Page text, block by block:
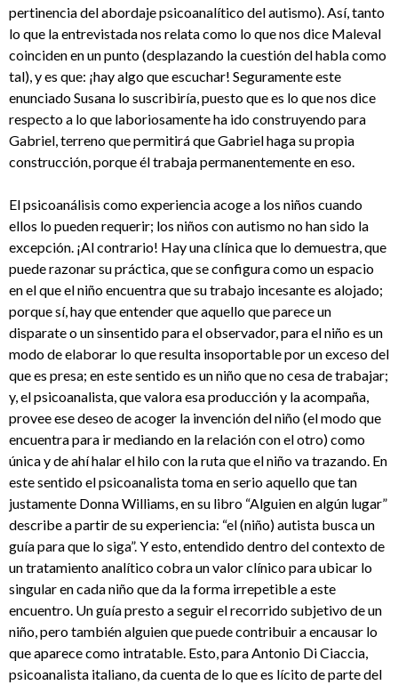
pertinencia del abordaje psicoanalítico del autismo). Así, tanto
lo que la entrevistada nos relata como lo que nos dice Maleval
coinciden en un punto (desplazando la cuestión del habla como
tal), y es que: ¡hay algo que escuchar! Seguramente este
enunciado Susana lo suscribiría, puesto que es lo que nos dice
respecto a lo que laboriosamente ha ido construyendo para
Gabriel, terreno que permitirá que Gabriel haga su propia
construcción, porque él trabaja permanentemente en eso.
El psicoanálisis como experiencia acoge a los niños cuando
ellos lo pueden requerir; los niños con autismo no han sido la
excepción. ¡Al contrario! Hay una clínica que lo demuestra, que
puede razonar su práctica, que se configura como un espacio
en el que el niño encuentra que su trabajo incesante es alojado;
porque sí, hay que entender que aquello que parece un
disparate o un sinsentido para el observador, para el niño es un
modo de elaborar lo que resulta insoportable por un exceso del
que es presa; en este sentido es un niño que no cesa de trabajar;
y, el psicoanalista, que valora esa producción y la acompaña,
provee ese deseo de acoger la invención del niño (el modo que
encuentra para ir mediando en la relación con el otro) como
única y de ahí halar el hilo con la ruta que el niño va trazando. En
este sentido el psicoanalista toma en serio aquello que tan
justamente Donna Williams, en su libro “Alguien en algún lugar”
describe a partir de su experiencia: “el (niño) autista busca un
guía para que lo siga”. Y esto, entendido dentro del contexto de
un tratamiento analítico cobra un valor clínico para ubicar lo
singular en cada niño que da la forma irrepetible a este
encuentro. Un guía presto a seguir el recorrido subjetivo de un
niño, pero también alguien que puede contribuir a encausar lo
que aparece como intratable. Esto, para Antonio Di Ciaccia,
psicoanalista italiano, da cuenta de lo que es lícito de parte del